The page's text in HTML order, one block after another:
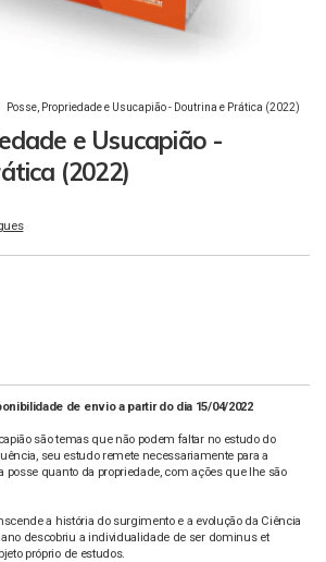
Posse, Propriedade e Usucapião - Doutrina e Prática (2022)
e Usucapião -
(2022)
de envio a partir do dia 15/04/2022
são temas que não podem faltar no estudo do
seu estudo remete necessariamente para a
posse quanto da propriedade, com ações que lhe são
a história do surgimento e a evolução da Ciência
descobriu a individualidade de ser dominus et
próprio de estudos.